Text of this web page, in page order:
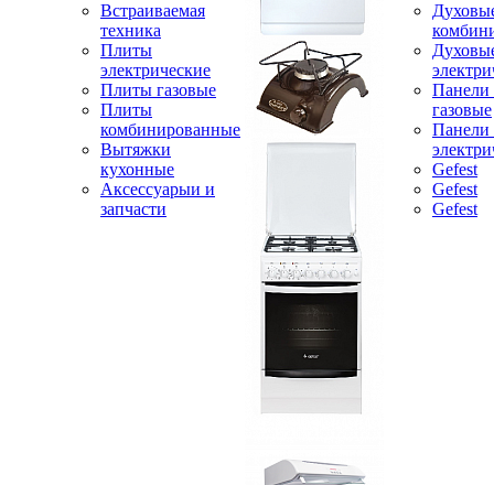
Встраиваемая
техника
Плиты
электрические
Плиты газовые
Плиты
комбинированные
Вытяжки
кухонные
Аксессуарыи и
запчасти
Панели
газовые
Панели
Gefest
Gefest
Gefest